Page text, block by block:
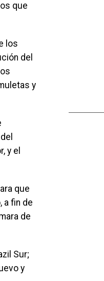
que
los
del
y
y el
que
a fin de
de
Sur;
y